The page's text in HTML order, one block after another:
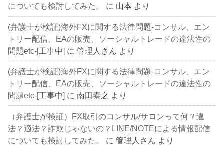
についても検討してみた。
に 山本 より
(弁護士が検証)海外FXに関する法律問題-コンサル、エン
トリー配信、EAの販売、ソーシャルトレードの違法性の
問題etc-[工事中] に管理人さん より
(弁護士が検証)海外FXに関する法律問題-コンサル、エン
トリー配信、EAの販売、ソーシャルトレードの違法性の
問題etc-[工事中] に南田泰之 より
（弁護士が検証）FX取引のコンサル/サロンって何？違
法？適法？詐欺じゃないの？LINE/NOTEによる情報配信
についても検討してみた。
に管理人さん より